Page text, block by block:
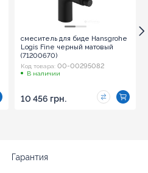
смеситель для биде Hansgrohe
Logis Fine черный матовый
(71200670)
Код товара: 00-00295082
В наличии
10 456 грн.
Гарантия